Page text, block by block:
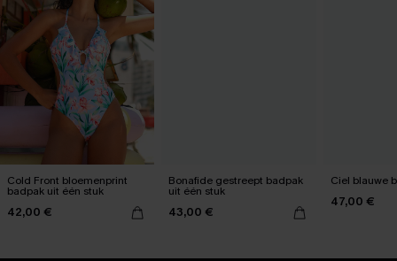
Cold Front bloemenprint
badpak uit één stuk
42,00 €
Bonafide gestreept badpak
uit één stuk
43,00 €
Ciel blauwe
47,00 €